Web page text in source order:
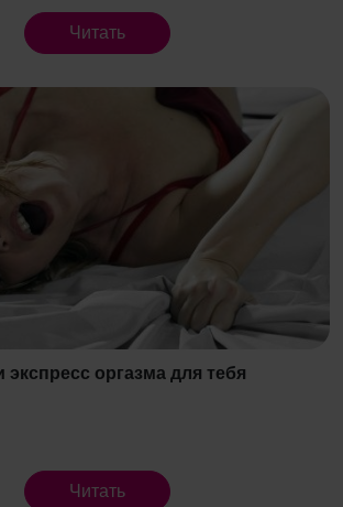
Читать
оргазма для тебя
Читать